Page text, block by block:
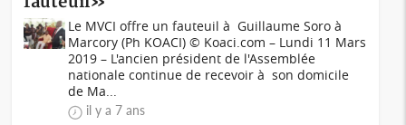
Le MVCI offre un fauteuil à Guillaume Soro à
Marcory (Ph KOACI) © Koaci.com – Lundi 11 Mars
2019 – L'ancien président de l'Assemblée
nationale continue de recevoir à son domicile
de Ma...
il y a 7 ans